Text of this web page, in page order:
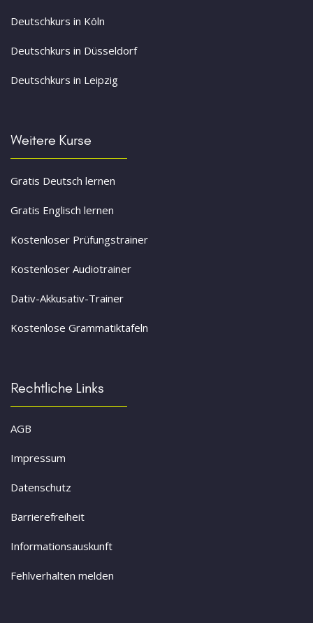
Deutschkurs in Köln
Deutschkurs in Düsseldorf
Deutschkurs in Leipzig
Weitere Kurse
Gratis Deutsch lernen
Gratis Englisch lernen
Kostenloser Prüfungstrainer
Kostenloser Audiotrainer
Dativ-Akkusativ-Trainer
Kostenlose Grammatiktafeln
Rechtliche Links
AGB
Impressum
Datenschutz
Barrierefreiheit
Informationsauskunft
Fehlverhalten melden